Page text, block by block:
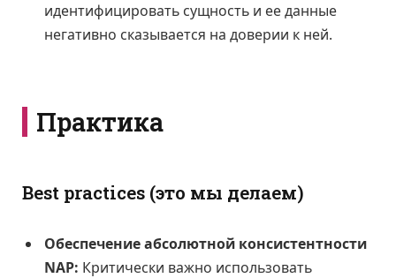
идентифицировать сущность и ее данные
негативно сказывается на доверии к ней.
Практика
Best practices (это мы делаем)
Обеспечение абсолютной консистентности
NAP: Критически важно использовать